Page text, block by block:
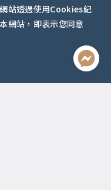
站透過使用Cookies紀
網站，即表示您同意